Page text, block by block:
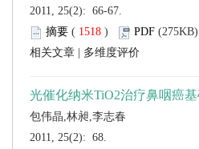
2011, 25(2): 66-67.
(
)
2011, 25(2): 68.